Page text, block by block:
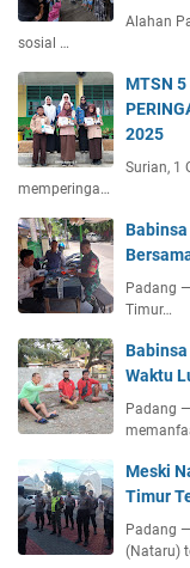
Alahan
sosial …
MTSN 5
2025
Surian, 1
memperinga…
Padang
Timur…
Waktu
Padang
Meski
Timur
Padang
(Nataru)